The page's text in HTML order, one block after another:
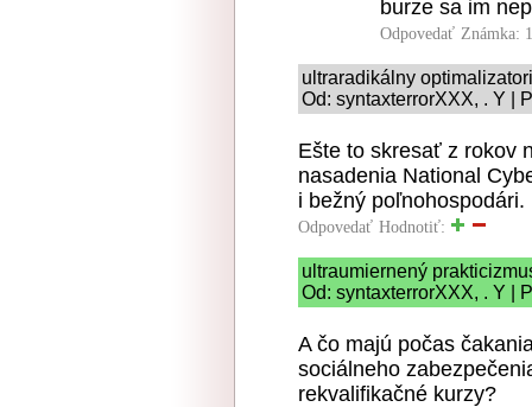
burze sa im
Odpovedať Známka:
ultraradikálny
Od: syntaxterrorXXX, . Y |
Ešte to skresať z rokov
nasadenia National
i bežný poľnohospodári.
Odpovedať Hodnotiť:
ultraumiernený
Od: syntaxterrorXXX, . Y |
A čo majú počas
sociálneho
rekvalifikačné kurzy?